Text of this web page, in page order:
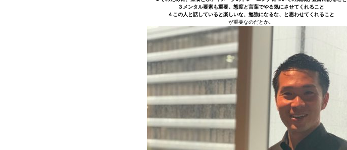
３メンタル要素も重要。態度と言葉でやる気にさせてくれること
４この人と話していると楽しいな、勉強になるな、と思わせてくれること
が重要なのだとか。